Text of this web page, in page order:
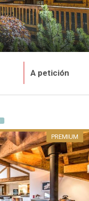
A petición
PREMIUM